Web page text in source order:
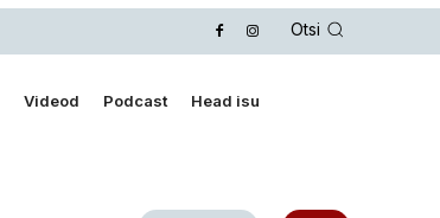
Otsi
Videod Podcast Head isu